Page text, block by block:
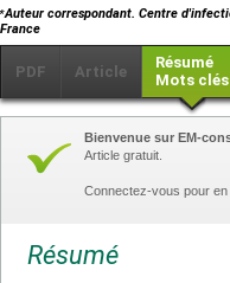
⁎Auteur correspondant. Centre
France
PDF Article
Résumé
Mots clés
Bienvenue sur EM-
Article gratuit.
Connectez-vous pour en
Résumé